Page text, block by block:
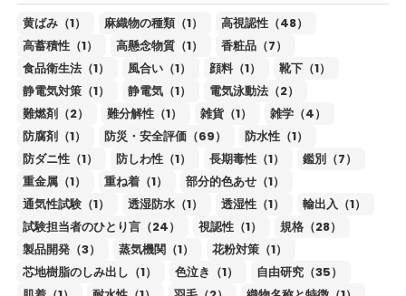
黄ばみ（1） 麻織物の種類（1）
高視認性（48）
高蓄積性（1）
高懸念物質（1）
香粧品（7）
食品衛生法（1）
風合い（1） 顔料（1）
靴下（1）
静電気対策（1）
静電気（1）
電気泳動法（2）
難燃剤（2）
難分解性（1） 雑貨（1）
雑学（4）
防腐剤（1）
防災・安全評価（69）
防水性（1）
防ダニ性（1）
防しわ性（1） 長期毒性（1）
鑑別（7）
重金属（1）
重ね着（1）
部分的色あせ（1）
通気性試験（1）
透湿防水（1） 透湿性（1）
輸出入（1）
試験担当者のひとり言（24）
視認性（1）
規格（28）
製品開発（3）
蒸気機関（1）
花粉対策（1）
芯地樹脂のしみ出し（1）
色泣き（1）
自由研究（35）